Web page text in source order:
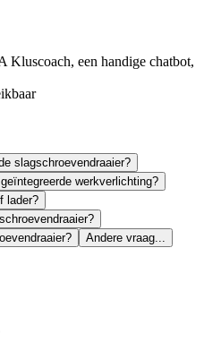
een handige chatbot,
slagschroevendraaier?
werkverlichting?
lader?
Andere vraag...